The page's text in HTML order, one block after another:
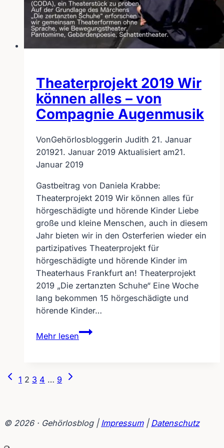
Theaterprojekt 2019 Wir
können alles – von
Compagnie Augenmusik
VonGehörlosbloggerin Judith 21. Januar
201921. Januar 2019 Aktualisiert am21.
Januar 2019
Gastbeitrag von Daniela Krabbe:
Theaterprojekt 2019 Wir können alles für
hörgeschädigte und hörende Kinder Liebe
große und kleine Menschen, auch in diesem
Jahr bieten wir in den Osterferien wieder ein
partizipatives Theaterprojekt für
hörgeschädigte und hörende Kinder im
Theaterhaus Frankfurt an! Theaterprojekt
2019 „Die zertanzten Schuhe“ Eine Woche
lang bekommen 15 hörgeschädigte und
hörende Kinder…
Mehr lesen
Theaterprojekt
2019
Compagnie
Augenmusik
Seitennavigation
Vorherige
1 2 3 4 … 9
Nächste
© 2026 · Gehörlosblog | Impressum| Datenschutz